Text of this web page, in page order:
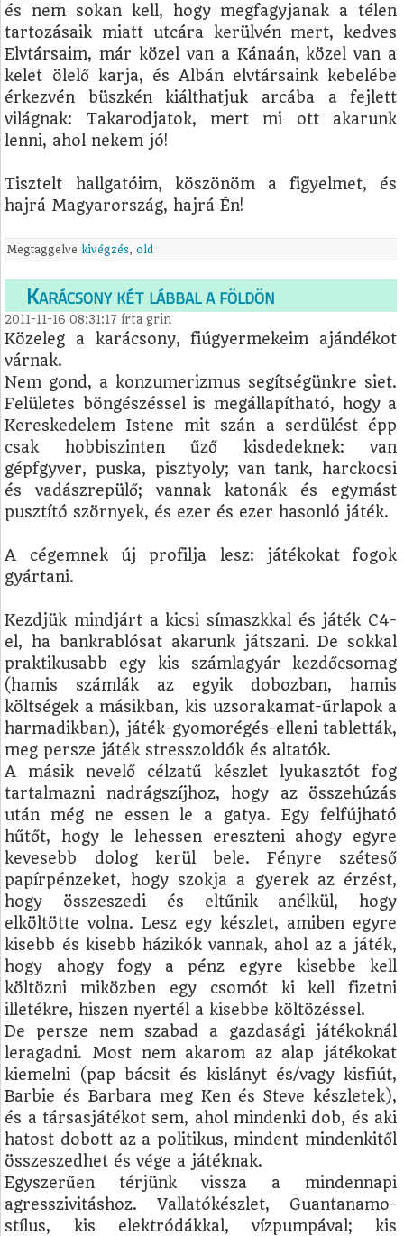
és nem sokan kell, hogy megfagyjanak a télen
tartozásaik miatt utcára kerülvén mert, kedves
Elvtársaim, már közel van a Kánaán, közel van a
kelet ölelő karja, és Albán elvtársaink kebelébe
érkezvén büszkén kiálthatjuk arcába a fejlett
világnak: Takarodjatok, mert mi ott akarunk
lenni, ahol nekem jó!
Tisztelt hallgatóim, köszönöm a figyelmet, és
hajrá Magyarország, hajrá Én!
Megtaggelve kivégzés,old
Karácsony két lábbal a földön
2011-11-16 08:31:17 írtagrin
Közeleg a karácsony, fiúgyermekeim ajándékot
várnak.
Nem gond, a konzumerizmus segítségünkre siet.
Felületes böngészéssel is megállapítható, hogy a
Kereskedelem Istene mit szán a serdülést épp
csak hobbiszinten űző kisdedeknek: van
gépfgyver, puska, pisztyoly; van tank, harckocsi
és vadászrepülő; vannak katonák és egymást
pusztító szörnyek, és ezer és ezer hasonló játék.
A cégemnek új profilja lesz: játékokat fogok
gyártani.
Kezdjük mindjárt a kicsi símaszkkal és játék C4-
el, ha bankrablósat akarunk játszani. De sokkal
praktikusabb egy kis számlagyár kezdőcsomag
(hamis számlák az egyik dobozban, hamis
költségek a másikban, kis uzsorakamat-űrlapok a
harmadikban), játék-gyomorégés-elleni tabletták,
meg persze játék stresszoldók és altatók.
A másik nevelő célzatű készlet lyukasztót fog
tartalmazni nadrágszíjhoz, hogy az összehúzás
után még ne essen le a gatya. Egy felfújható
hűtőt, hogy le lehessen ereszteni ahogy egyre
kevesebb dolog kerül bele. Fényre széteső
papírpénzeket, hogy szokja a gyerek az érzést,
hogy összeszedi és eltűnik anélkül, hogy
elköltötte volna. Lesz egy készlet, amiben egyre
kisebb és kisebb házikók vannak, ahol az a játék,
hogy ahogy fogy a pénz egyre kisebbe kell
költözni miközben egy csomót ki kell fizetni
illetékre, hiszen nyertél a kisebbe költözéssel.
De persze nem szabad a gazdasági játékoknál
leragadni. Most nem akarom az alap játékokat
kiemelni (pap bácsit és kislányt és/vagy kisfiút,
Barbie és Barbara meg Ken és Steve készletek),
és a társasjátékot sem, ahol mindenki dob, és aki
hatost dobott az a politikus, mindent mindenkitől
összeszedhet és vége a játéknak.
Egyszerűen térjünk vissza a mindennapi
agresszivitáshoz. Vallatókészlet, Guantanamo-
stílus, kis elektródákkal, vízpumpával; kis